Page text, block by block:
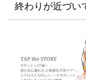
終わりが近づい